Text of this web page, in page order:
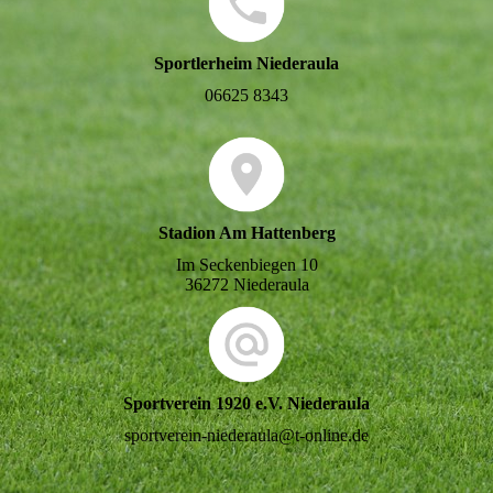
Sportlerheim Niederaula
06625 8343
Stadion Am Hattenberg
Im Seckenbiegen 10
36272 Niederaula
Sportverein 1920 e.V. Niederaula
sportverein-niederaula@t-online.de